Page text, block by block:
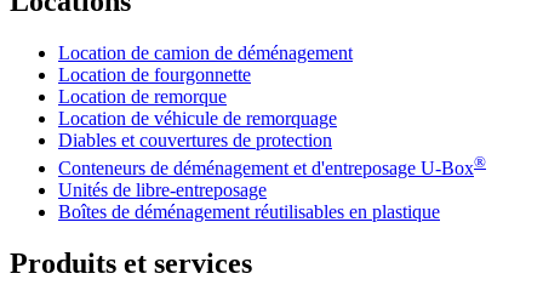
Location de camion de déménagement
Location de fourgonnette
Location de remorque
Location de véhicule de remorquage
Diables et couvertures de protection
Conteneurs de déménagement et d'entreposage U-Box®
Unités de libre-entreposage
Boîtes de déménagement réutilisables en plastique
Produits et services